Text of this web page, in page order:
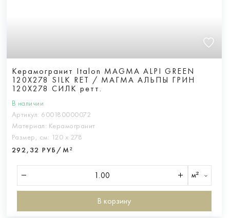
Керамогранит Italon MAGMA ALPI GREEN
120X278 SILK RET / МАГМА АЛЬПЫ ГРИН
120X278 СИЛК ретт.
В наличии
Артикул: 600180000072
Материал: Керамогранит
Размер, см: 120 х 278
292,32 РУБ/М²
м²
В корзину